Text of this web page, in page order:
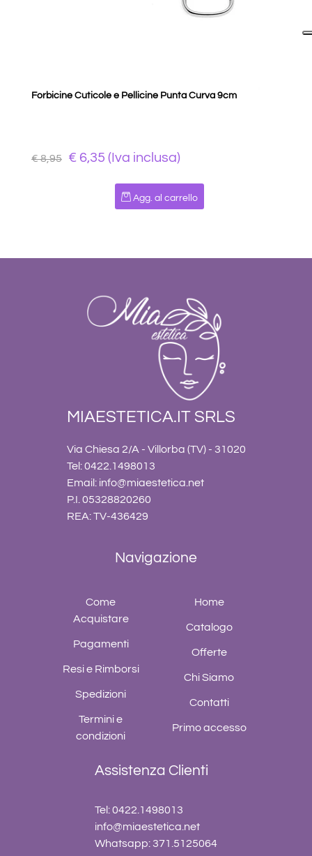
Forbicine Cuticole e Pellicine Punta Curva 9cm
€ 8,95 € 6,35 (Iva inclusa)
Quantità
Agg. al carrello
MIAESTETICA.IT SRLS
Via Chiesa 2/A - Villorba (TV) - 31020
Tel: 0422.1498013
Email: info@miaestetica.net
P.I. 05328820260
REA: TV-436429
Navigazione
Come
Acquistare
Pagamenti
Resi e Rimborsi
Spedizioni
Termini e
condizioni
Home
Catalogo
Offerte
Chi Siamo
Contatti
Primo accesso
Assistenza Clienti
Tel: 0422.1498013
info@miaestetica.net
Whatsapp: 371.5125064